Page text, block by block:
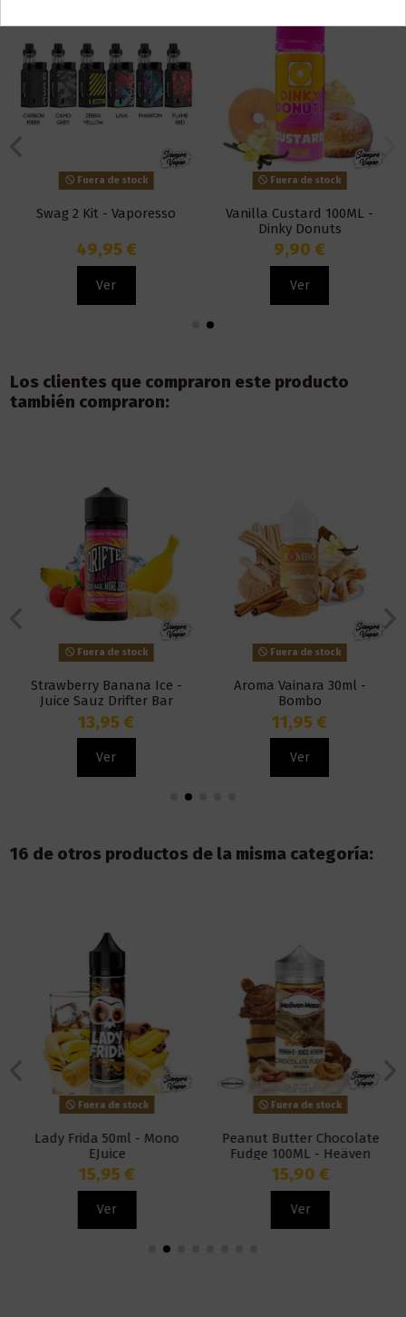
Fuera de stock
Swag 2 Kit - Vaporesso
49,95 €
Ver
Fuera de stock
Vanilla Custard 100ML -
Dinky Donuts
9,90 €
Ver
Los clientes que compraron este producto
también compraron:
Fuera de stock
Strawberry Banana Ice -
Juice Sauz Drifter Bar
13,95 €
Ver
Fuera de stock
Aroma Vainara 30ml -
Bombo
11,95 €
Ver
16 de otros productos de la misma categoría:
Fuera de stock
Lady Frida 50ml - Mono
EJuice
15,95 €
Ver
Fuera de stock
Peanut Butter Chocolate
Fudge 100ML - Heäven
Haze
15,90 €
Ver